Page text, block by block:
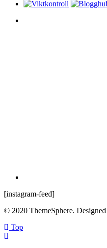
[instagram-feed]
© 2020 ThemeSphere.
Top